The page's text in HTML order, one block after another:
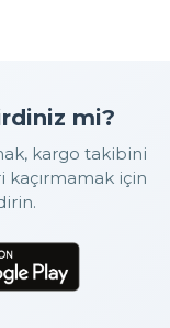
mi?
kargo takibini
kaçırmamak için